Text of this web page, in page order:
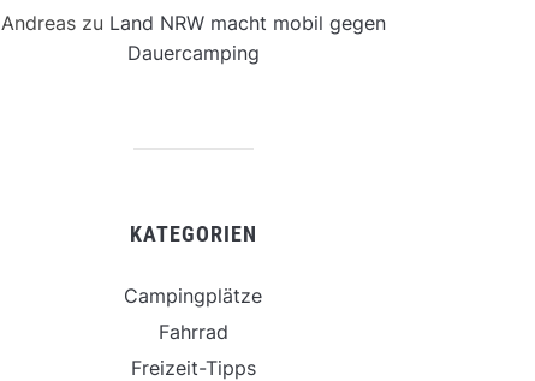
Andreaszu Land NRW macht mobil gegen
Dauercamping
KATEGORIEN
Campingplätze
Fahrrad
Freizeit-Tipps